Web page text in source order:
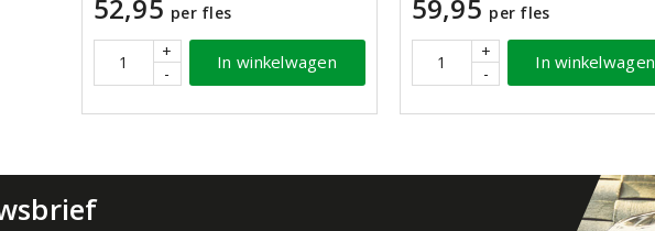
52,95 per fles
+
-
In winkelwagen
59,95 per fles
+
-
In winkelwagen